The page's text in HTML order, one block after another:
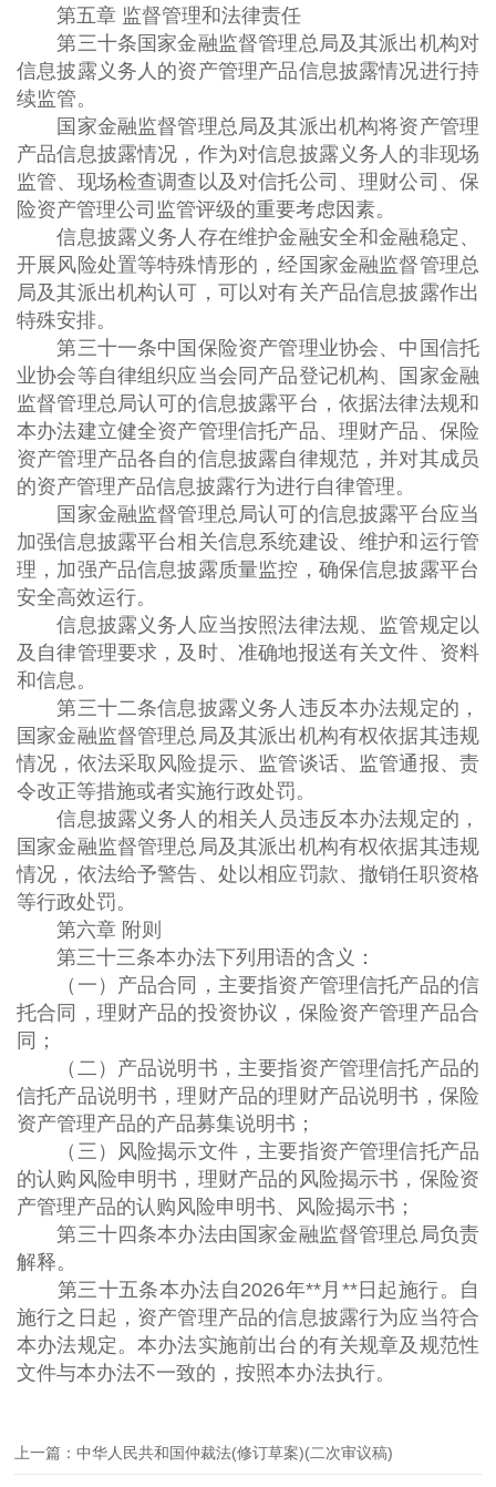
第五章 监督管理和法律责任
第三十条国家金融监督管理总局及其派出机构对
信息披露义务人的资产管理产品信息披露情况进行持
续监管。
国家金融监督管理总局及其派出机构将资产管理
产品信息披露情况，作为对信息披露义务人的非现场
监管、现场检查调查以及对信托公司、理财公司、保
险资产管理公司监管评级的重要考虑因素。
信息披露义务人存在维护金融安全和金融稳定、
开展风险处置等特殊情形的，经国家金融监督管理总
局及其派出机构认可，可以对有关产品信息披露作出
特殊安排。
第三十一条中国保险资产管理业协会、中国信托
业协会等自律组织应当会同产品登记机构、国家金融
监督管理总局认可的信息披露平台，依据法律法规和
本办法建立健全资产管理信托产品、理财产品、保险
资产管理产品各自的信息披露自律规范，并对其成员
的资产管理产品信息披露行为进行自律管理。
国家金融监督管理总局认可的信息披露平台应当
加强信息披露平台相关信息系统建设、维护和运行管
理，加强产品信息披露质量监控，确保信息披露平台
安全高效运行。
信息披露义务人应当按照法律法规、监管规定以
及自律管理要求，及时、准确地报送有关文件、资料
和信息。
第三十二条信息披露义务人违反本办法规定的，
国家金融监督管理总局及其派出机构有权依据其违规
情况，依法采取风险提示、监管谈话、监管通报、责
令改正等措施或者实施行政处罚。
信息披露义务人的相关人员违反本办法规定的，
国家金融监督管理总局及其派出机构有权依据其违规
情况，依法给予警告、处以相应罚款、撤销任职资格
等行政处罚。
第六章 附则
第三十三条本办法下列用语的含义：
（一）产品合同，主要指资产管理信托产品的信
托合同，理财产品的投资协议，保险资产管理产品合
同；
（二）产品说明书，主要指资产管理信托产品的
信托产品说明书，理财产品的理财产品说明书，保险
资产管理产品的产品募集说明书；
（三）风险揭示文件，主要指资产管理信托产品
的认购风险申明书，理财产品的风险揭示书，保险资
产管理产品的认购风险申明书、风险揭示书；
第三十四条本办法由国家金融监督管理总局负责
解释。
第三十五条本办法自2026年**月**日起施行。自
施行之日起，资产管理产品的信息披露行为应当符合
本办法规定。本办法实施前出台的有关规章及规范性
文件与本办法不一致的，按照本办法执行。
上一篇：中华人民共和国仲裁法(修订草案)(二次审议稿)